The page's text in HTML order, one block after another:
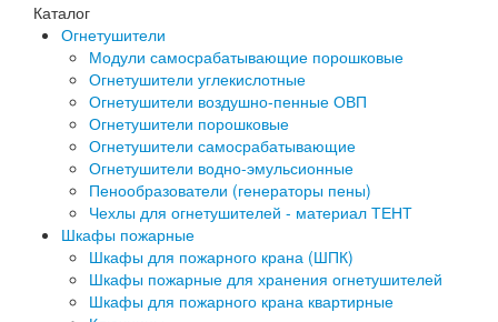
Каталог
Огнетушители
Модули самосрабатывающие порошковые
Огнетушители углекислотные
Огнетушители воздушно-пенные ОВП
Огнетушители порошковые
Огнетушители самосрабатывающие
Огнетушители водно-эмульсионные
Пенообразователи (генераторы пены)
Чехлы для огнетушителей - материал ТЕНТ
Шкафы пожарные
Шкафы для пожарного крана (ШПК)
Шкафы пожарные для хранения огнетушителей
Шкафы для пожарного крана квартирные